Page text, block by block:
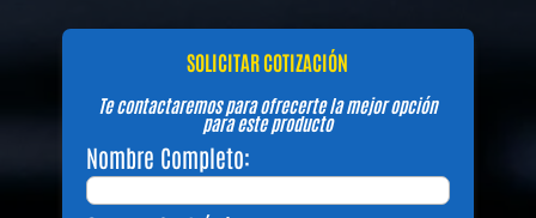
SOLICITAR COTIZACIÓN
Te contactaremos para ofrecerte la mejor opción
para este producto
Nombre Completo: